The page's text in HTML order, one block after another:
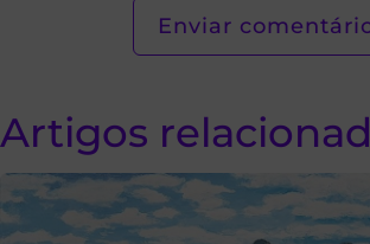
Artigos